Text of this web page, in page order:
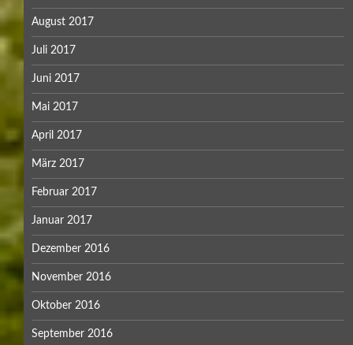
August 2017
Juli 2017
Juni 2017
Mai 2017
April 2017
März 2017
Februar 2017
Januar 2017
Dezember 2016
November 2016
Oktober 2016
September 2016